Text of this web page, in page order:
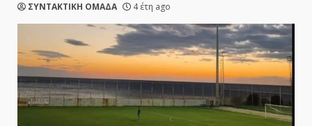
ΣΥΝΤΑΚΤΙΚΗ ΟΜΑΔΑ 4 έτη ago